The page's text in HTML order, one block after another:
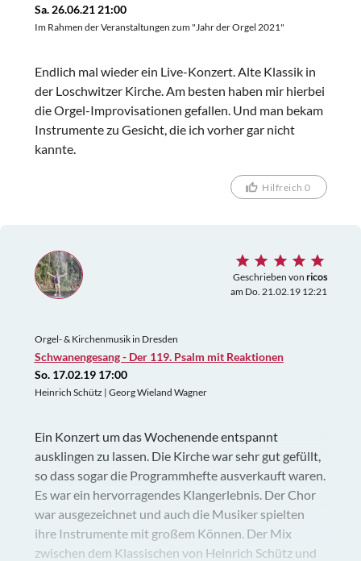
Sa. 26.06.21 21:00
Im Rahmen der Veranstaltungen zum "Jahr der Orgel 2021"
Endlich mal wieder ein Live-Konzert. Alte Klassik in
der Loschwitzer Kirche. Am besten haben mir hierbei
die Orgel-Improvisationen gefallen. Und man bekam
Instrumente zu Gesicht, die ich vorher gar nicht
kannte.
Hilfreich 0
Geschrieben von ricos
am Do. 21.02.19 12:21
Orgel- & Kirchenmusik in Dresden
Schwanengesang - Der 119. Psalm mit Reaktionen
So. 17.02.19 17:00
Heinrich Schütz | Georg Wieland Wagner
Ein Konzert um das Wochenende entspannt
ausklingen zu lassen. Die Kirche war sehr gut gefüllt,
so dass sogar die Programmhefte ausverkauft waren.
Es war ein hervorragendes Klangerlebnis. Der Chor
war ausgezeichnet und auch die Musiker spielten
ihre Instrumente mit großem Können. Der Mix
zwischen dem Klassischen von Heinrich Schütz und